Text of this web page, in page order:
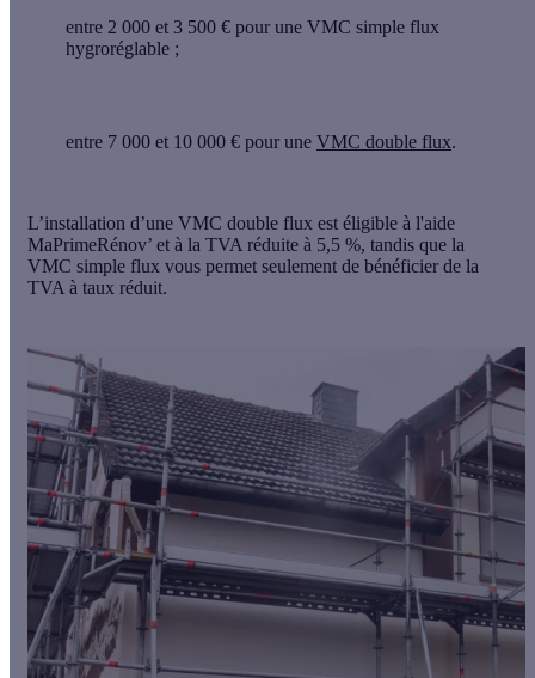
entre 2 000 et 3 500 € pour une VMC simple flux
hygroréglable ;
entre 7 000 et 10 000 € pour une VMC double flux.
L’installation d’une VMC double flux est éligible à l'aide
MaPrimeRénov’ et à la TVA réduite à 5,5 %, tandis que la
VMC simple flux vous permet seulement de bénéficier de la
TVA à taux réduit.